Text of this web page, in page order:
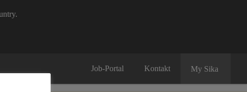
Job-Portal Kontakt My Sika